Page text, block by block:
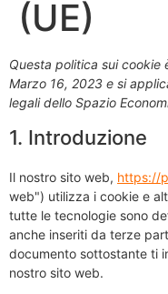
(UE)
Questa politica sui cookie
Marzo 16, 2023 e si
legali dello Spazio
1. Introduzione
Il nostro sito web, https://
web") utilizza i cookie e
tutte le tecnologie sono
anche inseriti da terze
documento sottostante ti
nostro sito web.